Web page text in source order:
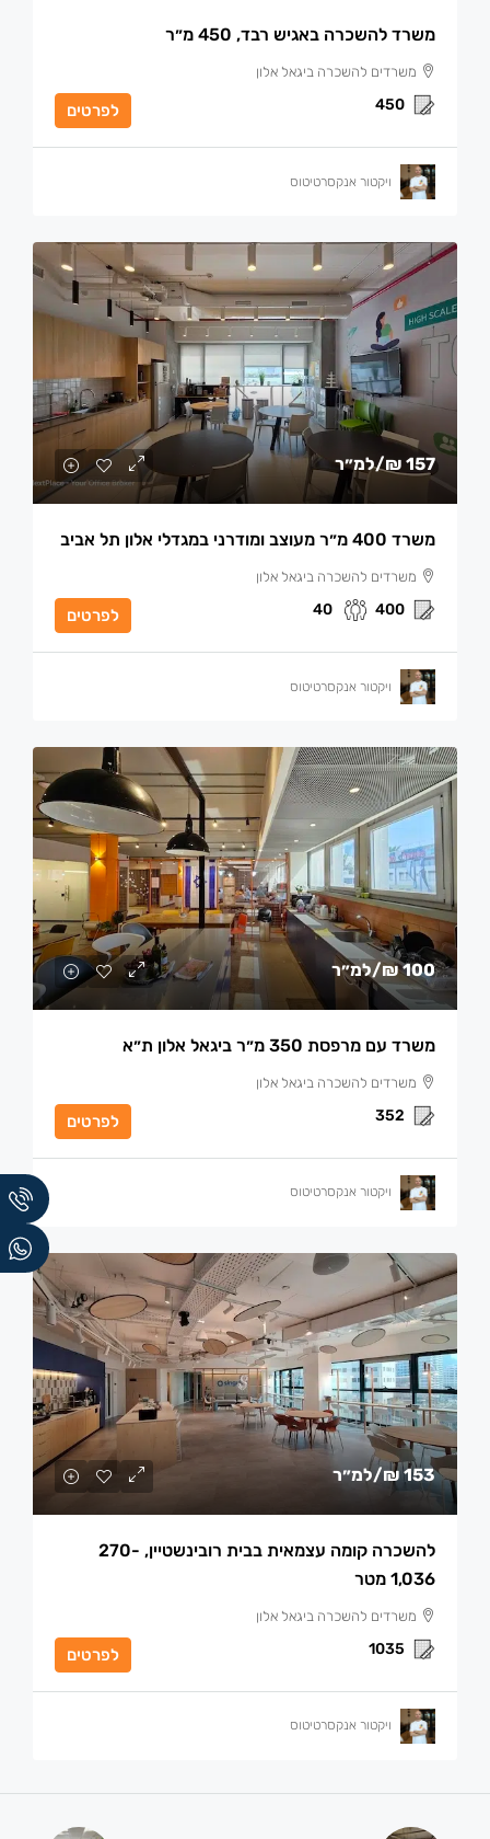
משרד להשכרה באגיש רבד, 450 מ״ר
משרדים להשכרה ביגאל אלון
450 לפרטים
ויקטור אנקסרטיטוס
157 ₪ /למ״ר
משרד 400 מ״ר מעוצב ומודרני במגדלי אלון תל אביב
משרדים להשכרה ביגאל אלון
400
40 לפרטים
ויקטור אנקסרטיטוס
100 ₪ /למ״ר
משרד עם מרפסת 350 מ״ר ביגאל אלון ת״א
משרדים להשכרה ביגאל אלון
352 לפרטים
ויקטור אנקסרטיטוס
153 ₪ /למ״ר
להשכרה קומה עצמאית בבית רובינשטיין, 270-
1,036 מטר
משרדים להשכרה ביגאל אלון
1035 לפרטים
ויקטור אנקסרטיטוס